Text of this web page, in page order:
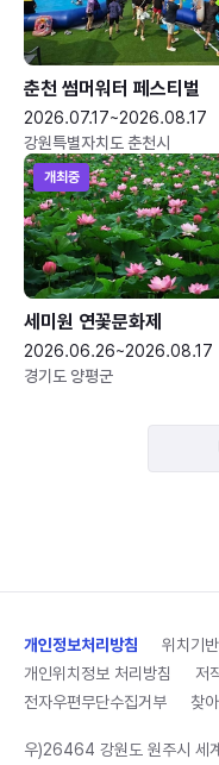
춘천 썸머워터 페스티벌
2026.07.17~2026.08.17
강원특별자치도 춘천시
개최중
세미원 연꽃문화제
2026.06.26~2026.08.17
경기도 양평군
개인정보처리방침
위치기
개인위치정보 처리방침
저
전자우편무단수집거부
찾
우)26464 강원도 원주시 세